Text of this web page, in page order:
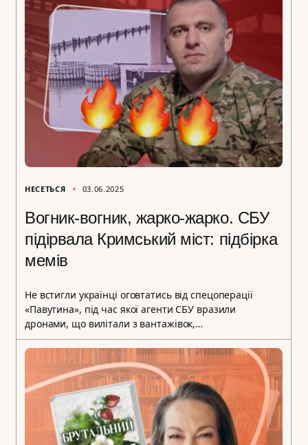
НЕСЕТЬСЯ 03.06.2025
Вогник-вогник, жарко-жарко. СБУ
підірвала Кримський міст: підбірка
мемів
Не встигли українці оговтатись від спецоперації
«Павутина», під час якої агенти СБУ вразили
дронами, що вилітали з вантажівок,…